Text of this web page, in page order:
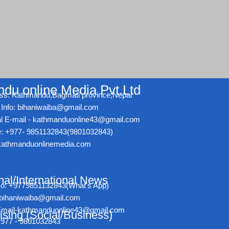
online Media Pvt.Ltd
Kathmandu,Bagmati province,Nepal
bihaniwaiba@gmail.com
E-mail - kathmanduonline43@gmail.com
+977- 9851132843(9801032843)
International News
+9779851132843(What's App)
kathmanduonline43@gmail.com
(Social/Business)
- 9801032843